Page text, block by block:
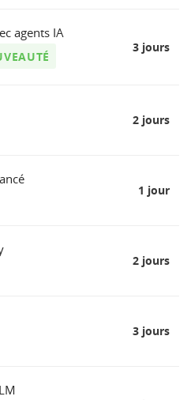
agents IA
3 jours
2 jours
1 jour
2 jours
3 jours